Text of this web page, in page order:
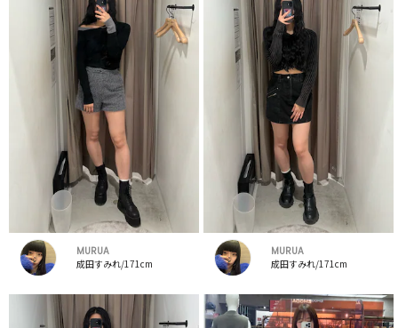
MURUA
成田すみれ/171cm
MURUA
成田すみれ/171cm